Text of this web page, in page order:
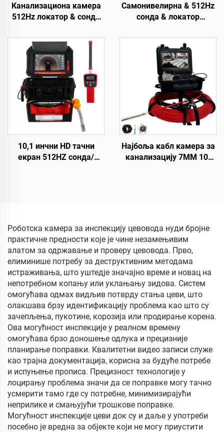
Канализациона камера
512Hz локатор & сонда
инча HD екран Фабричка
велепродаја
индустријска камера за
цеви Снимање видео
записа Ендоскоп
Самонивелирна & 512Hz
сонда & локатор
10,1 инча тачни екран
метар бројача
инспекциона видео
камера за цеви 16GB
картица дренажна
камера
10,1 инчни HD тачни
екран 512HZ сонда/
Најбоља кабл камера за
канализацију 7MM 10-
Роботска камера за инспекцију цевовода нуди бројне
практичне предности које је чине незамењивим
алатом за одржавање и проверу цевовода. Прво,
елиминише потребу за деструктивним методама
истраживања, што уштедје значајно време и новац на
непотребном копању или уклањању зидова. Систем
омогућава одмах видљив потврду стања цеви, што
олакшава брзу идентификацију проблема као што су
зачепљења, пукотине, корозија или продирање корена.
Ова могућност инспекције у реалном времену
омогућава брзо доношење одлука и прецизније
планирање поправки. Квалитетни видео записи служе
као трајна документација, корисна за будуће потребе
и испуњење прописа. Прецизност технологије у
лоцирању проблема значи да се поправке могу тачно
усмерити тамо где су потребне, минимизирајући
неприлике и смањујући трошкове поправке.
Могућност инспекције цеви док су и даље у употреби
посебно је вредна за објекте који не могу приустити